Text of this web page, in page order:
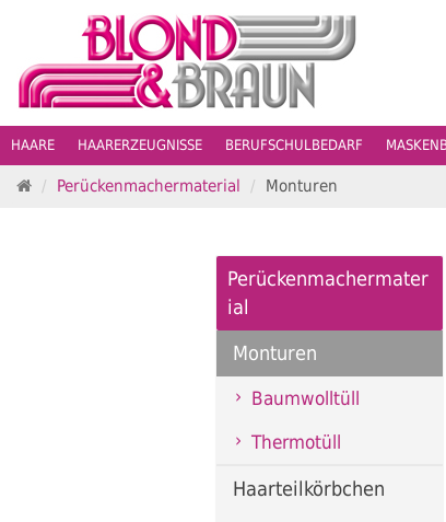
HAARE HAARERZEUGNISSE BERUFSCHULBEDARF
S
Perückenmachermaterial Monturen
Perückenmachermater
ial
Monturen
Baumwolltüll
Thermotüll
Haarteilkörbchen